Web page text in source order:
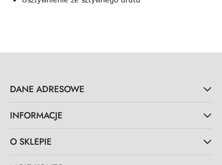
DANE ADRESOWE
INFORMACJE
O SKLEPIE